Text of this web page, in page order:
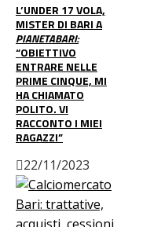
L’UNDER 17 VOLA,
MISTER DI BARI A
PIANETABARI:
“OBIETTIVO
ENTRARE NELLE
PRIME CINQUE, MI
HA CHIAMATO
POLITO. VI
RACCONTO I MIEI
RAGAZZI”
22/11/2023